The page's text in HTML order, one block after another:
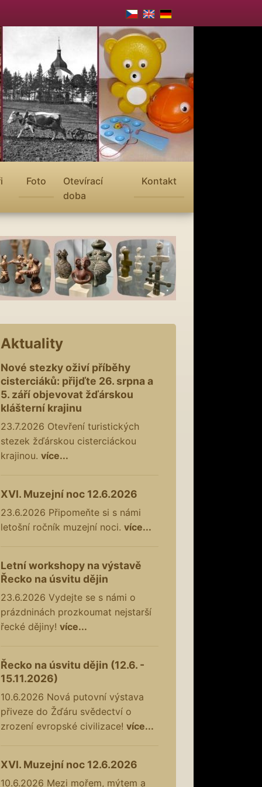
Foto
Otevírací
doba
Kontakt
Aktuality
Nové stezky oživí příběhy
cisterciáků: přijďte 26. srpna a
5. září objevovat žďárskou
klášterní krajinu
23.7.2026 Otevření turistických
stezek žďárskou cisterciáckou
krajinou. více...
XVI. Muzejní noc 12.6.2026
23.6.2026 Připomeňte si s námi
letošní ročník muzejní noci. více...
Letní workshopy na výstavě
Řecko na úsvitu dějin
23.6.2026 Vydejte se s námi o
prázdninách prozkoumat nejstarší
řecké dějiny! více...
Řecko na úsvitu dějin (12.6. -
15.11.2026)
10.6.2026 Nová putovní výstava
přiveze do Žďáru svědectví o
zrození evropské civilizace! více...
XVI. Muzejní noc 12.6.2026
10.6.2026 Mezi mořem, mýtem a